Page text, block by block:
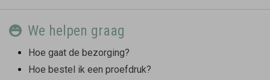
We helpen graag
Hoe gaat de bezorging?
Hoe bestel ik een proefdruk?